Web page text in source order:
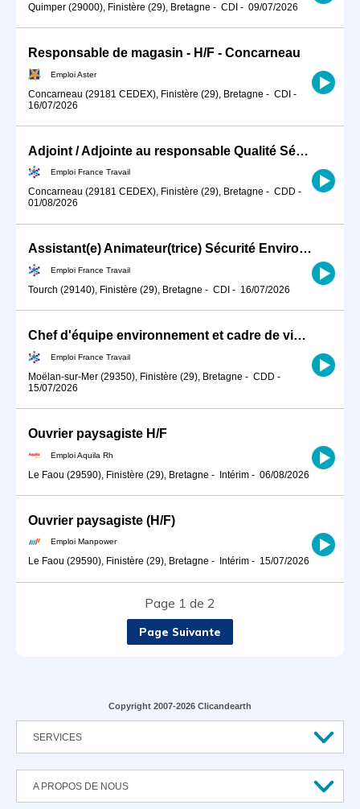
Quimper (29000), Finistère (29), Bretagne - CDI - 09/07/2026
Responsable de magasin - H/F - Concarneau
Emploi Aster
Concarneau (29181 CEDEX), Finistère (29), Bretagne - CDI -
16/07/2026
Adjoint / Adjointe au responsable Qualité Sécurité Environnement (H/F)
Emploi France Travail
Concarneau (29181 CEDEX), Finistère (29), Bretagne - CDD -
01/08/2026
Assistant(e) Animateur(trice) Sécurité Environnement (H/F)
Emploi France Travail
Tourch (29140), Finistère (29), Bretagne - CDI - 16/07/2026
Chef d'équipe environnement et cadre de vie (H/F)
Emploi France Travail
Moëlan-sur-Mer (29350), Finistère (29), Bretagne - CDD -
15/07/2026
Ouvrier paysagiste H/F
Emploi Aquila Rh
Le Faou (29590), Finistère (29), Bretagne - Intérim - 06/08/2026
Ouvrier paysagiste (H/F)
Emploi Manpower
Le Faou (29590), Finistère (29), Bretagne - Intérim - 15/07/2026
Page 1 de 2
Page Suivante
Copyright 2007-2026 Clicandearth
SERVICES
A PROPOS DE NOUS